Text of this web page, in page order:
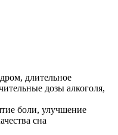
длительное
дозы алкоголя,
боли, улучшение
сна